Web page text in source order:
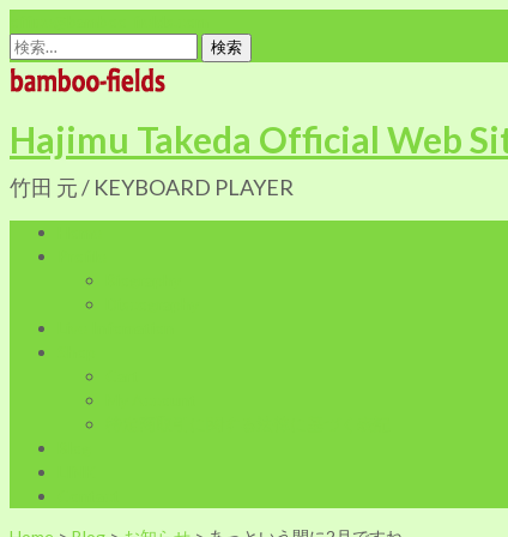
検
索:
Hajimu Takeda Official Web
竹田 元 / KEYBOARD PLAYER